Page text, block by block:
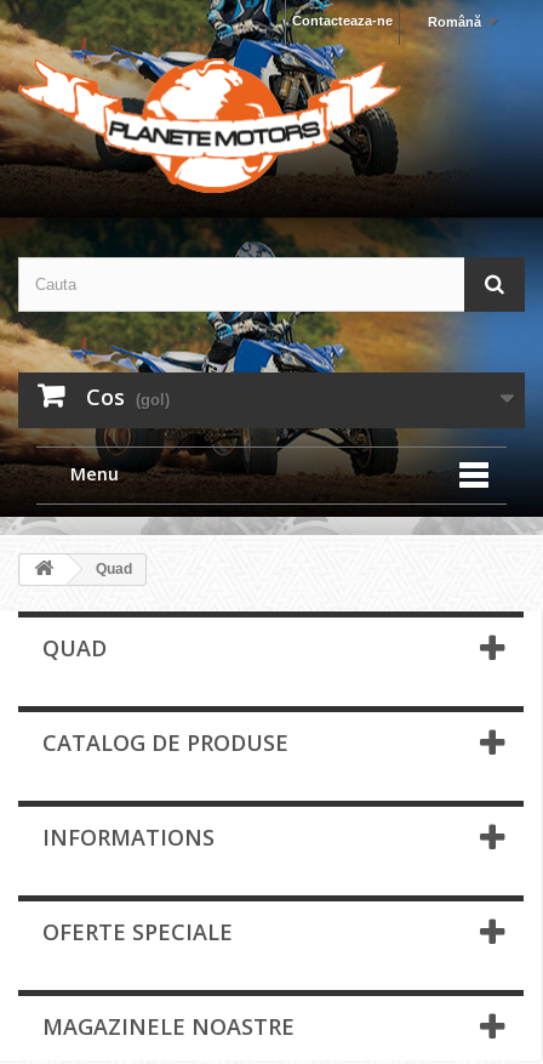
Română
Contacteaza-ne
Cos (gol)
Menu
Quad
QUAD
CATALOG DE PRODUSE
INFORMATIONS
OFERTE SPECIALE
MAGAZINELE NOASTRE